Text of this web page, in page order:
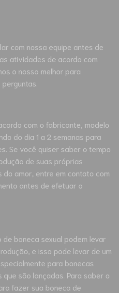
com nossa equipe antes de
atividades de acordo com
o nosso melhor para
com o fabricante, modelo
do dia 1 a 2 semanas para
Se você quiser saber o tempo
de suas próprias
amor, entre em contato com
antes de efetuar o
boneca sexual podem levar
e isso pode levar de um
para bonecas
que são lançadas. Para saber o
fazer sua boneca de